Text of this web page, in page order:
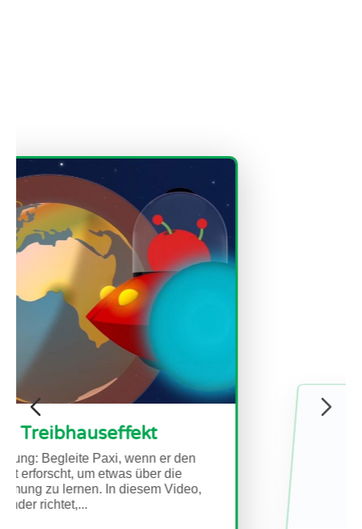
Die Erde unter dem Deckel - Den
Treibhauseffekt verstehen
Kurzbeschreibung: In diesem Set aus zwei
Aktivitäten lernen die Schüler*innen etwas über
unsere Atmosphäre und die Treibhausgase, die